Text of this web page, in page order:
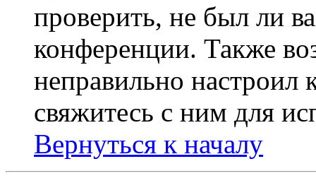
проверить, не был ли
конференции. Также
неправильно
свяжитесь с ним для
Вернуться к началу